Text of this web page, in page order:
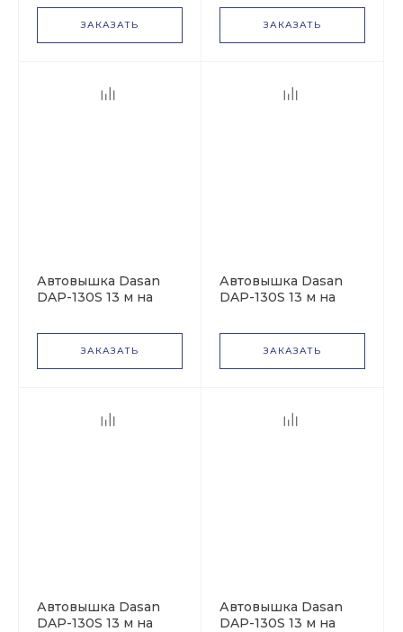
ЗАКАЗАТЬ ЗАКАЗАТЬ
Автовышка Dasan
DAP-130S 13 м на
ЗАКАЗАТЬ
Автовышка Dasan
DAP-130S 13 м на
ЗАКАЗАТЬ
Автовышка Dasan
DAP-130S 13 м на
Автовышка Dasan
DAP-130S 13 м на